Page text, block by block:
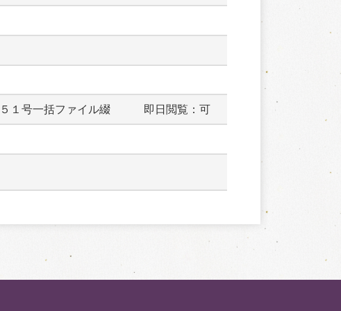
１号一括ファイル綴　　　即日閲覧：可